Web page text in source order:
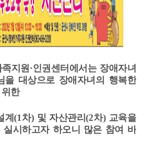
지원 ·인권센터에서는 장애자녀
을 대상으로 장애자녀의 행복한
위한
계(1차) 및 자산관리(2차) 교육을
실시하고자 하오니 많은 참여 바